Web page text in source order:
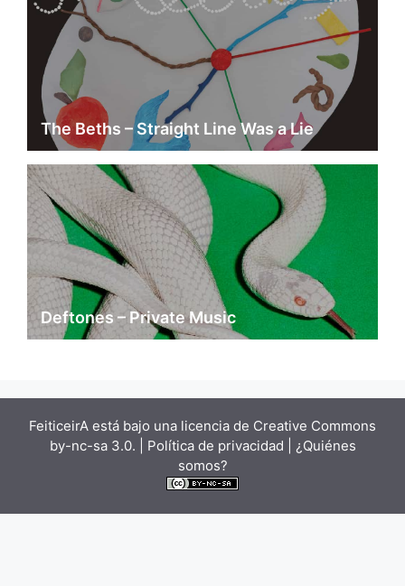
The Beths – Straight Line Was a Lie
Deftones – Private Music
FeiticeirA está bajo una licencia de Creative Commons
by-nc-sa 3.0. | Política de privacidad | ¿Quiénes
somos?